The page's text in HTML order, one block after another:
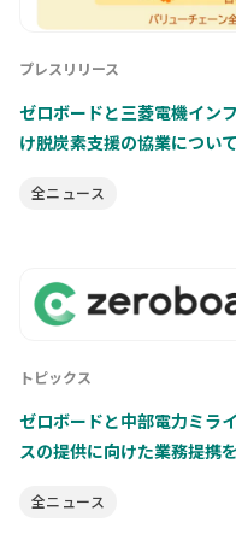
プレスリリース
ゼロボードと三菱電機イン
け脱炭素支援の協業につい
全ニュース
トピックス
ゼロボードと中部電力ミラ
スの提供に向けた業務提携
全ニュース